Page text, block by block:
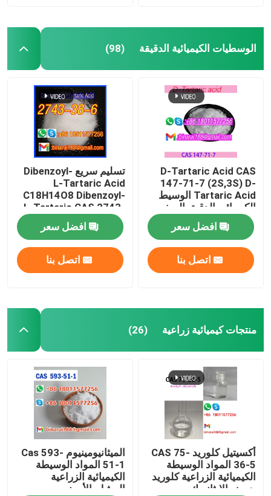
الوسطيات الكيميائية الدقيقة (98)
D-Tartaric Acid CAS
147-71-7 (2S,3S) D-
Tartaric Acid الوسيط
الكيميائي الدقيق الصف
الغذائي
افضل سعر
اتصل بنا
تسليم سريع Dibenzoyl-
L-Tartaric Acid
C18H14O8 Dibenzoyl-
L-Tartaric CAS 2743-
38-6
افضل سعر
اتصل بنا
منتجات كيميائية زراعية (26)
أكسيتيل كلوريد CAS 75-
36-5 المواد الوسيطة
الكيميائية الزراعية كلوريد
حمض الإيثانويك
الميثانيومينيوم Cas 593-
51-1 المواد الوسيطة
الكيميائية الزراعية
الميثيل-الأمونيوم